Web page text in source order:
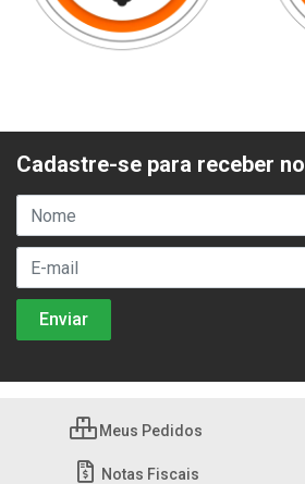
Cadastre-se para receber
Meus Pedidos
Notas Fiscais